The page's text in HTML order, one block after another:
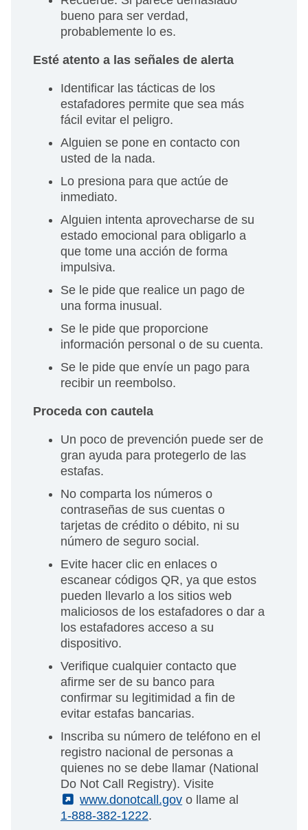
bueno para ser verdad,
probablemente lo es.
Esté atento a las señales de alerta
Identificar las tácticas de los
estafadores permite que sea más
fácil evitar el peligro.
Alguien se pone en contacto con
usted de la nada.
Lo presiona para que actúe de
inmediato.
Alguien intenta aprovecharse de su
estado emocional para obligarlo a
que tome una acción de forma
impulsiva.
Se le pide que realice un pago de
una forma inusual.
Se le pide que proporcione
información personal o de su cuenta.
Se le pide que envíe un pago para
recibir un reembolso.
Proceda con cautela
Un poco de prevención puede ser de
gran ayuda para protegerlo de las
estafas.
No comparta los números o
contraseñas de sus cuentas o
tarjetas de crédito o débito, ni su
número de seguro social.
Evite hacer clic en enlaces o
escanear códigos QR, ya que estos
pueden llevarlo a los sitios web
maliciosos de los estafadores o dar a
los estafadores acceso a su
dispositivo.
Verifique cualquier contacto que
afirme ser de su banco para
confirmar su legitimidad a fin de
evitar estafas bancarias.
Inscriba su número de teléfono en el
registro nacional de personas a
quienes no se debe llamar (National
Do Not Call Registry). Visite
(External)
www.donotcall.gov o llame al
1-888-382-1222.